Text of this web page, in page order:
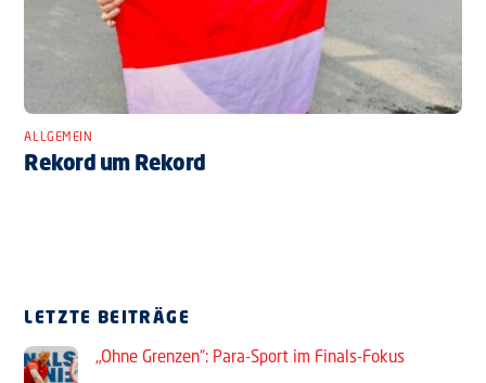
ALLGEMEIN
Rekord um Rekord
LETZTE BEITRÄGE
„Ohne Grenzen“: Para-Sport im Finals-Fokus